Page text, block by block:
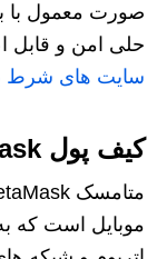
صورت معمول با
حلی امن و قابل
سایت های شرط
کیف پول MetaMask
موبایل است که